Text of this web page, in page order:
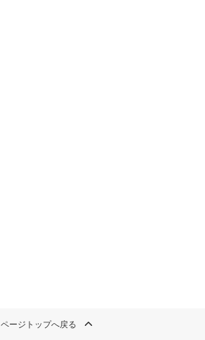
ページトップへ戻る